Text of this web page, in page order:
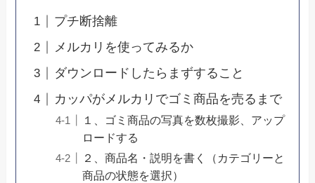
プチ断捨離
メルカリを使ってみるか
ダウンロードしたらまずすること
カッパがメルカリでゴミ商品を売るまで
１、ゴミ商品の写真を数枚撮影、アップ
ロードする
２、商品名・説明を書く（カテゴリーと
商品の状態を選択）